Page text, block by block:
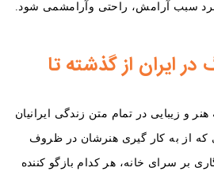
سبب آرامش، راحتی وآرامشمی شود.
ایران از گذشته تا
و زیبایی در تمام متن زندگی ایرانیان
از به کار گیری هنرشان در ظروف
بر سرای خانه، هر کدام بازگو کننده